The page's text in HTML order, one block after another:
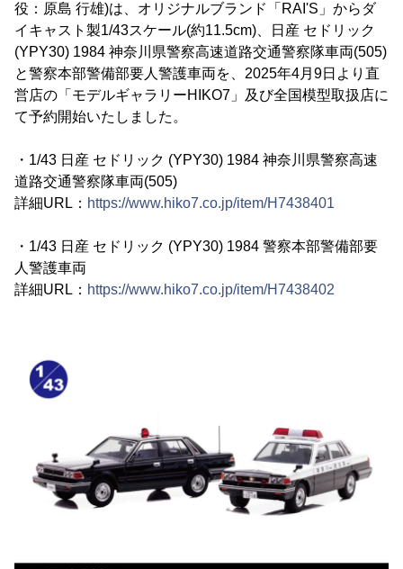
役：原島 行雄)は、オリジナルブランド「RAI'S」からダ
イキャスト製1/43スケール(約11.5cm)、日産 セドリック
(YPY30) 1984 神奈川県警察高速道路交通警察隊車両(505)
と警察本部警備部要人警護車両を、2025年4月9日より直
営店の「モデルギャラリーHIKO7」及び全国模型取扱店に
て予約開始いたしました。
・1/43 日産 セドリック (YPY30) 1984 神奈川県警察高速
道路交通警察隊車両(505)
詳細URL： https://www.hiko7.co.jp/item/H7438401
・1/43 日産 セドリック (YPY30) 1984 警察本部警備部要
人警護車両
詳細URL： https://www.hiko7.co.jp/item/H7438402